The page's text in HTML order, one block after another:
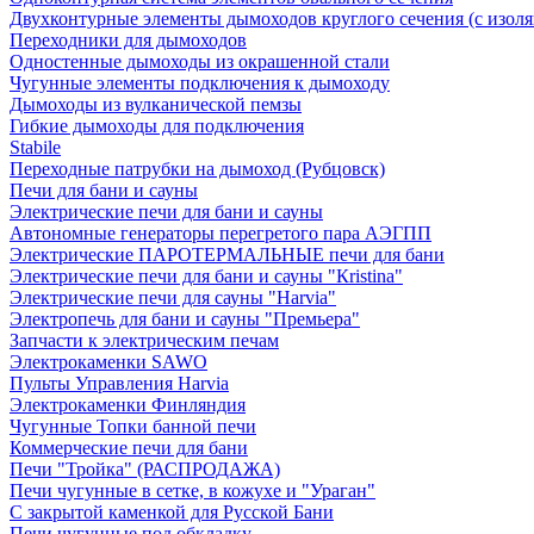
Двухконтурные элементы дымоходов круглого сечения (с
Переходники для дымоходов
Одностенные дымоходы из окрашенной стали
Чугунные элементы подключения к дымоходу
Дымоходы из вулканической пемзы
Гибкие дымоходы для подключения
Stabile
Переходные патрубки на дымоход (Рубцовск)
Печи для бани и сауны
Электрические печи для бани и сауны
Автономные генераторы перегретого пара АЭГПП
Электрические ПАРОТЕРМАЛЬНЫЕ печи для бани
Электрические печи для бани и сауны "Кristina"
Электрические печи для сауны "Harvia"
Электропечь для бани и сауны "Премьера"
Запчасти к электрическим печам
Электрокаменки SAWO
Пульты Управления Harvia
Электрокаменки Финляндия
Чугунные Топки банной печи
Коммерческие печи для бани
Печи "Тройка" (РАСПРОДАЖА)
Печи чугунные в сетке, в кожухе и "Ураган"
С закрытой каменкой для Русской Бани